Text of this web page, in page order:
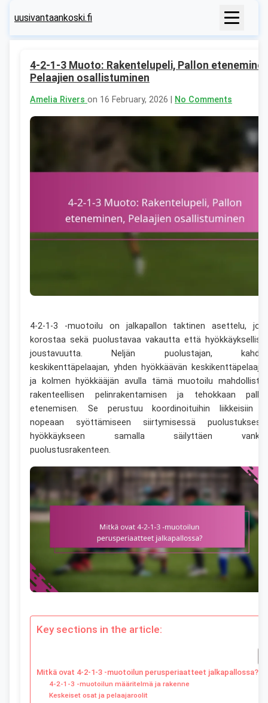
uusivantaankoski.fi
4-2-1-3 Muoto: Rakentelupeli, Pallon
Pelaajien osallistuminen
Amelia Rivers on 16 February, 2026 | No Comments
4-2-1-3 -muotoilu on jalkapallon taktinen asettelu,
korostaa sekä puolustavaa vakautta että
joustavuutta. Neljän puolustajan,
keskikenttäpelaajan, yhden hyökkäävän
ja kolmen hyökkääjän avulla tämä muotoilu
rakenteellisen pelinrakentamisen ja tehokkaan
etenemisen. Se perustuu koordinoituihin liikkeisiin
nopeaan syöttämiseen siirtymisessä
hyökkäykseen samalla säilyttäen
puolustusrakenteen.
Key sections in the article:
Mitkä ovat 4-2-1-3 -muotoilun perusperiaatteet jalkapallossa?
4-2-1-3 -muotoilun määritelmä ja rakenne
Keskeiset osat ja pelaajaroolit